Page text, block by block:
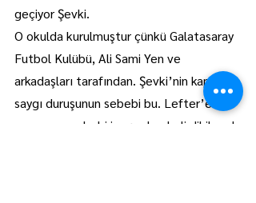
geçiyor Şevki.
O okulda kurulmuştur çünkü Galatasaray
Futbol Kulübü, Ali Sami Yen ve
arkadaşları tarafından. Şevki’nin kapıya
saygı duruşunun sebebi bu. Lefter’e
saygısının sebebi ise şu; heykeli dikilecek